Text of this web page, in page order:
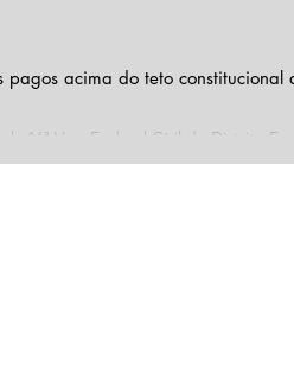
acima do teto constitucional
16ª Vara Federal Cívil do Distrito